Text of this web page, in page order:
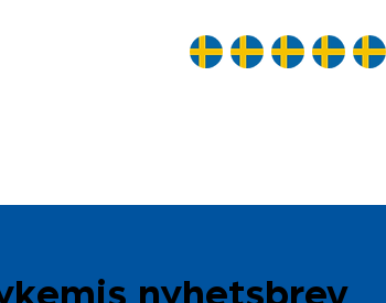
nyhetsbrev